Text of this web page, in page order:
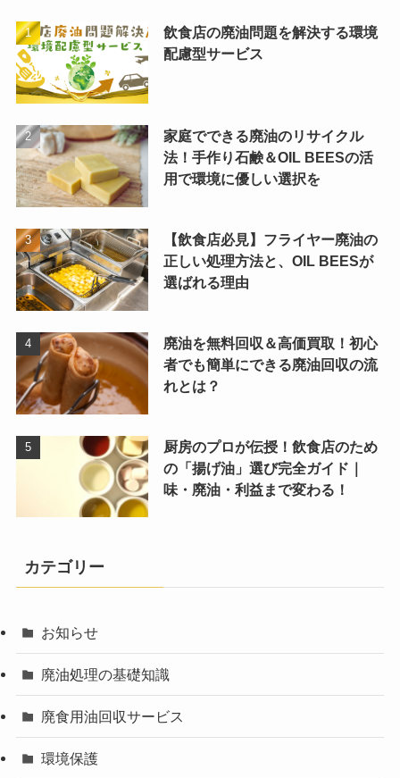
飲食店の廃油問題を解決する環境
配慮型サービス
家庭でできる廃油のリサイクル
法！手作り石鹸＆OIL BEESの活
用で環境に優しい選択を
【飲食店必見】フライヤー廃油の
正しい処理方法と、OIL BEESが
選ばれる理由
廃油を無料回収＆高価買取！初心
者でも簡単にできる廃油回収の流
れとは？
厨房のプロが伝授！飲食店のため
の「揚げ油」選び完全ガイド｜
味・廃油・利益まで変わる！
カテゴリー
お知らせ
廃油処理の基礎知識
廃食用油回収サービス
環境保護